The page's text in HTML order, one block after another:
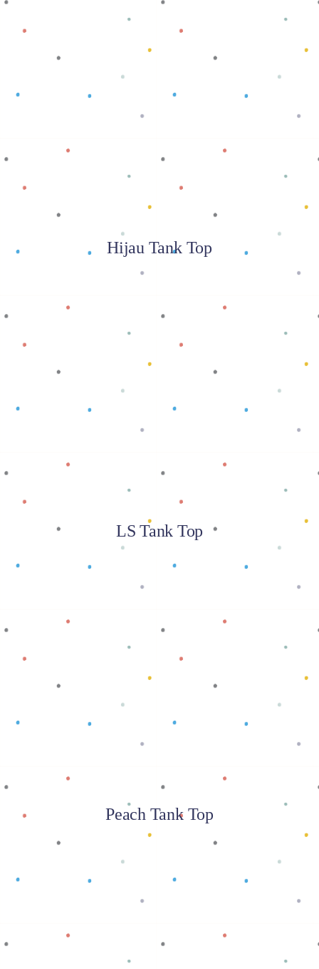
Baca selengkapnya
Hijau Tank Top
Baca selengkapnya
LS Tank Top
Baca selengkapnya
Peach Tank Top
Baca selengkapnya